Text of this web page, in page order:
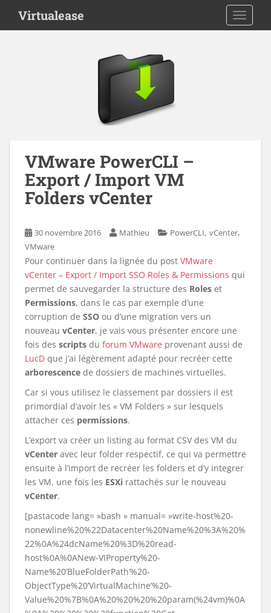
i
Virtualease
VMware PowerCLI –
Export / Import VM
Folders vCenter
30 novembre 2016 Mathieu PowerCLI, vCenter,
VMware
Pour continuer dans la lignée du post VMware
vCenter – Export / Import SSO Roles & Permissions qui
permet de sauvegarder la structure des Roles et
Permissions, dans le cas par exemple d’une
corruption de SSO ou d’une migration vers un
nouveau vCenter, je vais vous présenter encore une
fois des scripts du forum VMware provenant aussi de
LucD que j’ai légèrement adapté pour recréer cette
arborescence de dossiers de machines virtuelles.
Car si vous utilisez le classement par dossiers il est
primordial d’avoir les « VM Folders » sur lesquels
attacher ces permissions.
L’export va créer un listing au format CSV des VM du
vCenter avec leur folder respectif, ce qui va permettre
ensuite à l’import de recréer les folders et d’y integrer
les VM, une fois les ESXi rattachés sur le nouveau
vCenter.
[pastacode lang= »bash » manual= »write-host%20-
nonewline%20%22Datacenter%20Name%20%3A%20%
22%0A%24dcName%20%3D%20read-
host%0A%0ANew-VIProperty%20-
Name%20’BlueFolderPath’%20-
ObjectType%20’VirtualMachine’%20-
Value%20%7B%0A%20%20%20%20param(%24vm)%0A